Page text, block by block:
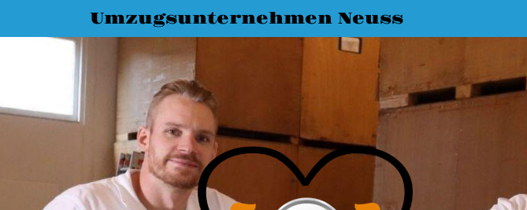
Umzugsunternehmen Neuss